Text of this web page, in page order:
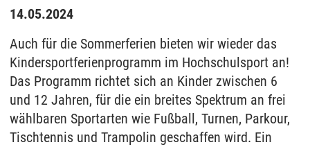
14.05.2024
Auch für die Sommerferien bieten wir wieder das
Kindersportferienprogramm im Hochschulsport an!
Das Programm richtet sich an Kinder zwischen 6
und 12 Jahren, für die ein breites Spektrum an frei
wählbaren Sportarten wie Fußball, Turnen, Parkour,
Tischtennis und Trampolin geschaffen wird. Ein